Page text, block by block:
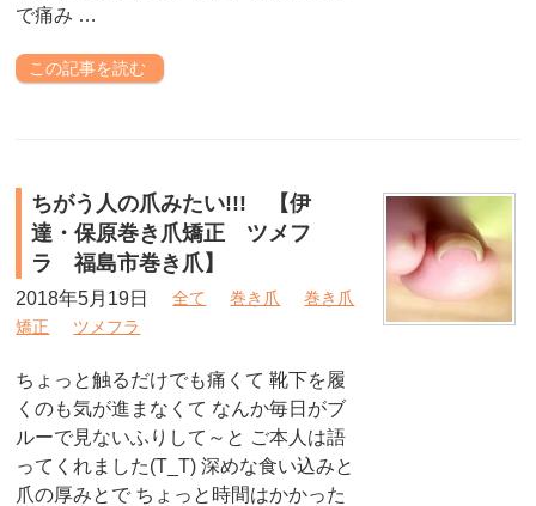
で痛み …
この記事を読む
ちがう人の爪みたい!!! 【伊
達・保原巻き爪矯正 ツメフ
ラ 福島市巻き爪】
2018年5月19日 全て 巻き爪
巻き爪
矯正
ツメフラ
ちょっと触るだけでも痛くて 靴下を履
くのも気が進まなくて なんか毎日がブ
ルーで見ないふりして～と ご本人は語
ってくれました(T_T) 深めな食い込みと
爪の厚みとで ちょっと時間はかかった